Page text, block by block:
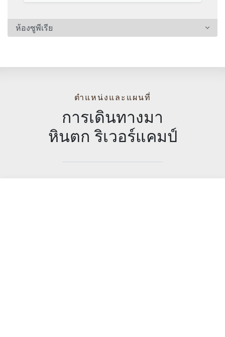
ห้องซูพีเรีย
ตำแหน่งและแผนที่
การเดินทางมา
หินตก ริเวอร์แคมป์